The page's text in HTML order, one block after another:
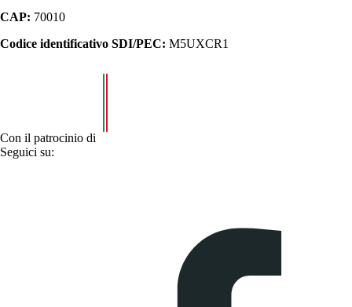
CAP: 70010
Codice identificativo SDI/PEC: M5UXCR1
Con il patrocinio di
Seguici su: